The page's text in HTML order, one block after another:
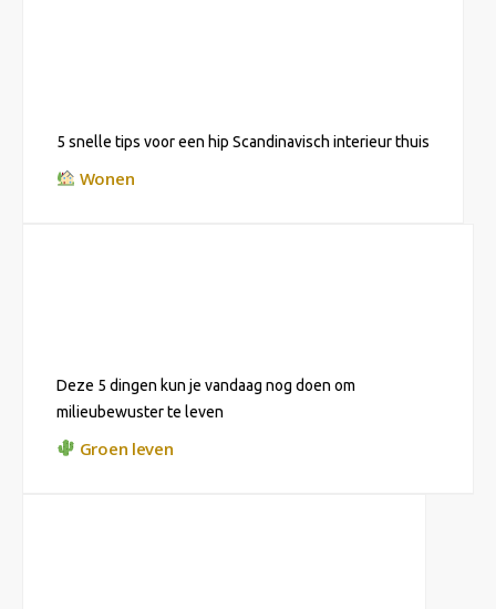
5 snelle tips voor een hip Scandinavisch interieur thuis
Wonen
Deze 5 dingen kun je vandaag nog doen om
milieubewuster te leven
Groen leven